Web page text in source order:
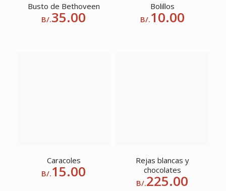
Busto de Bethoveen
B/.35.00
Bolillos
B/.10.00
Caracoles
B/.15.00
Rejas blancas y
chocolates
B/.225.00